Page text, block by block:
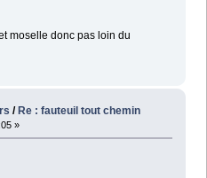
moselle donc pas loin du
/ Re : fauteuil tout chemin
»